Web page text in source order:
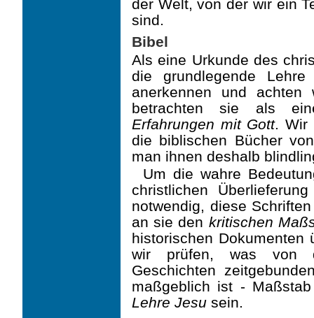
der Welt, von der wir ein
sind.
Bibel
Als eine Urkunde des
die grundlegende
anerkennen und
betrachten sie als
Erfahrungen mit Gott. Wir
die biblischen Bücher
man ihnen deshalb
Um die wahre
christlichen
notwendig, diese
an sie den kritischen
historischen Dokumenten
wir prüfen, was von
Geschichten
maßgeblich ist -
Lehre Jesu sein.